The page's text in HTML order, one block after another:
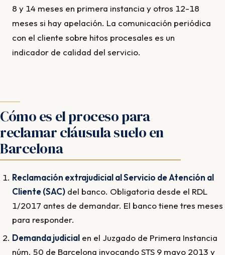
8 y 14 meses en primera instancia y otros 12-18
meses si hay apelación. La comunicación periódica
con el cliente sobre hitos procesales es un
indicador de calidad del servicio.
Cómo es el proceso para
reclamar cláusula suelo en
Barcelona
Reclamación extrajudicial al Servicio de Atención al
Cliente (SAC) del banco. Obligatoria desde el RDL
1/2017 antes de demandar. El banco tiene tres meses
para responder.
Demanda judicial en el Juzgado de Primera Instancia
núm. 50 de Barcelona invocando STS 9 mayo 2013 y